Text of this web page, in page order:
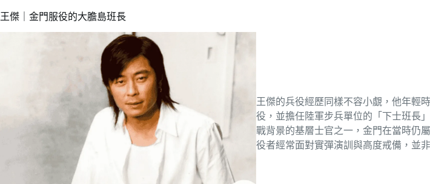
王傑｜金門服役的大膽島班長
王傑的兵役經歷同樣不容小覷，他年輕
役，並擔任陸軍步兵單位的「下士班長
戰背景的基層士官之一，金門在當時仍
役者經常面對實彈演訓與高度戒備，並